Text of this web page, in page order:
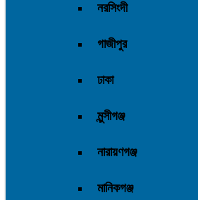
নরসিংদী
গাজীপুর
ঢাকা
মুন্সীগঞ্জ
নারায়ণগঞ্জ
মানিকগঞ্জ